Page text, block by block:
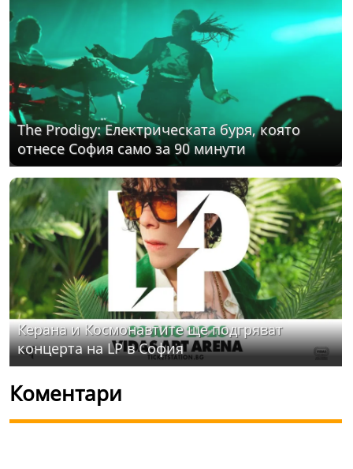
The Prodigy: Електрическата буря, която
отнесе София само за 90 минути
Керана и Космонавтите ще подгряват
концерта на LP в София
Коментари